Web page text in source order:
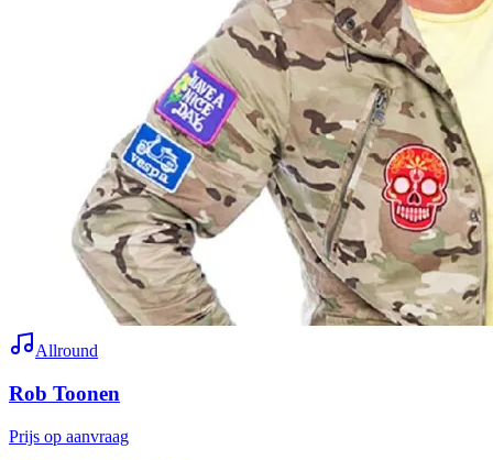
Allround
Rob Toonen
Prijs op aanvraag